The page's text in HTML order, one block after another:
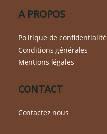
A PROPOS
Politique de confidentialité
Conditions générales
Mentions légales
CONTACT
Contactez nous